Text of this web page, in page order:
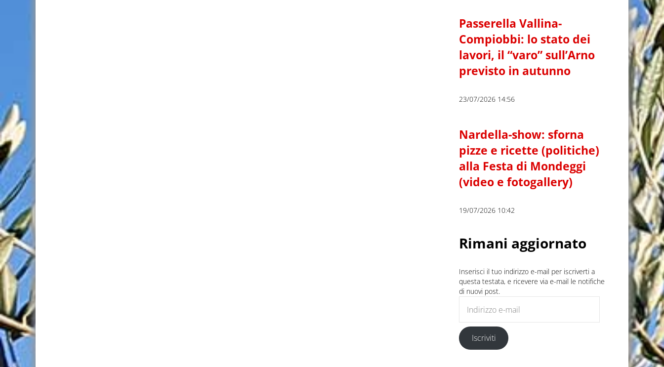
Passerella Vallina-
Compiobbi: lo stato dei
lavori, il “varo” sull’Arno
previsto in autunno
23/07/2026 14:56
Nardella-show: sforna
pizze e ricette (politiche)
alla Festa di Mondeggi
(video e fotogallery)
19/07/2026 10:42
Rimani aggiornato
Inserisci il tuo indirizzo e-mail per iscriverti a
questa testata, e ricevere via e-mail le notifiche
di nuovi post.
Iscriviti